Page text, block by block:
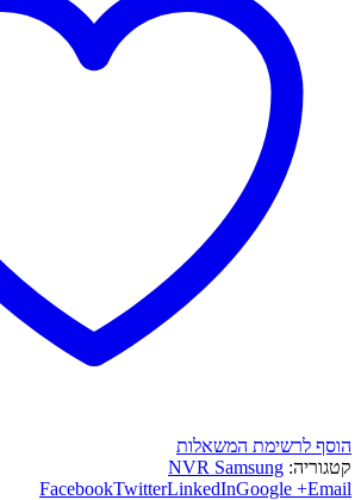
הוסף לרשימת המשאלות
קטגוריה: NVR Samsung
FacebookTwitterLinkedInGoogle +Email